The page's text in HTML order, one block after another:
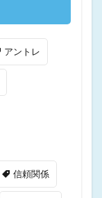
アントレ
信頼関係